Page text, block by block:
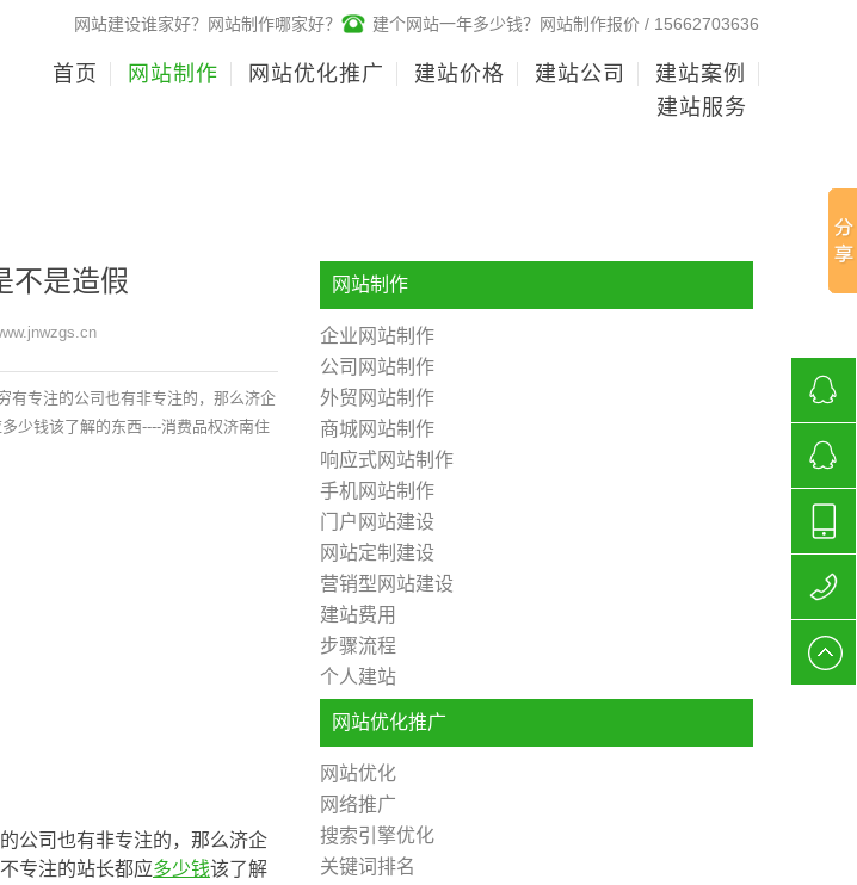
网站建设谁家好？网站制作哪家好？ 建个网站一年多少钱？网站制作报价 / 15662703636
首页 网站制作 网站优化推广 建站价格 建站公司
建站案例
建站服务
不是造假
有专注的公司也有非专注的，那么济企
少钱该了解的东西----消费品权济南住
公司也有非专注的，那么济企
专注的站长都应多少钱该了解
网站制作
企业网站制作
公司网站制作
外贸网站制作
商城网站制作
响应式网站制作
手机网站制作
门户网站建设
网站定制建设
营销型网站建设
建站费用
步骤流程
个人建站
网站优化推广
网站优化
网络推广
搜索引擎优化
关键词排名
站制作
公司
网站制